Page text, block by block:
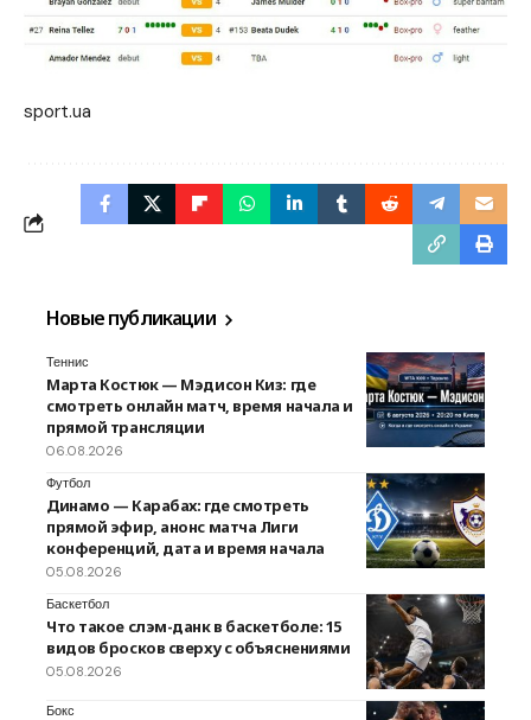
sport.ua
Новые публикации
Теннис
Марта Костюк — Мэдисон Киз: где
смотреть онлайн матч, время начала и
прямой трансляции
06.08.2026
Футбол
Динамо — Карабах: где смотреть
прямой эфир, анонс матча Лиги
конференций, дата и время начала
05.08.2026
Баскетбол
Что такое слэм-данк в баскетболе: 15
видов бросков сверху с объяснениями
05.08.2026
Бокс